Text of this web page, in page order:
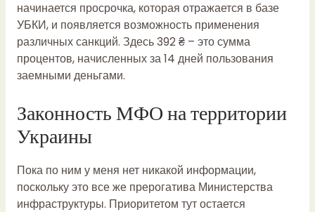
начинается просрочка, которая отражается в базе
УБКИ, и появляется возможность применения
различных санкций. Здесь 392 ₴ – это сумма
процентов, начисленных за 14 дней пользования
заемными деньгами.
Законность МФО на территории
Украины
Пока по ним у меня нет никакой информации,
поскольку это все же прерогатива Министерства
инфраструктуры. Приоритетом тут остается